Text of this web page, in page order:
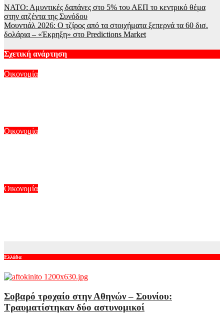
ΝΑΤΟ: Αμυντικές δαπάνες στο 5% του ΑΕΠ το κεντρικό θέμα
στην ατζέντα της Συνόδου
Μουντιάλ 2026: Ο τζίρος από τα στοιχήματα ξεπερνά τα 60 δισ.
δολάρια – «Έκρηξη» στο Predictions Market
Σχετική ανάρτηση
Οικονομία
Οικονομία
Οικονομία
Ελλάδα
Σοβαρό τροχαίο στην Αθηνών – Σουνίου:
Τραυματίστηκαν δύο αστυνομικοί